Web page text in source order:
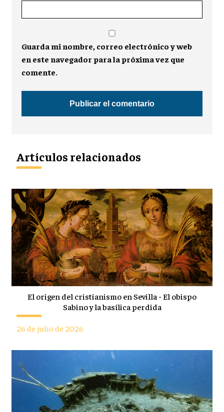
Guarda mi nombre, correo electrónico y web
en este navegador para la próxima vez que
comente.
Artículos relacionados
El origen del cristianismo en Sevilla - El obispo
Sabino y la basílica perdida
26 de julio de 2026